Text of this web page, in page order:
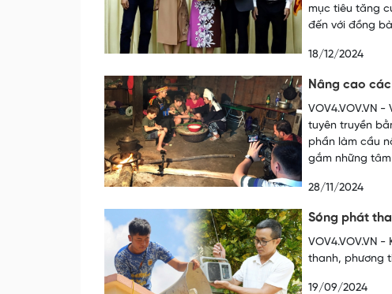
mục tiêu tăng
đến với đồng
18/12/2024
Nâng cao
VOV4.VOV.VN
tuyên truyền
phần làm cầu
gắm những
28/11/2024
Sóng phát
VOV4.VOV.VN
thanh, phương
19/09/2024